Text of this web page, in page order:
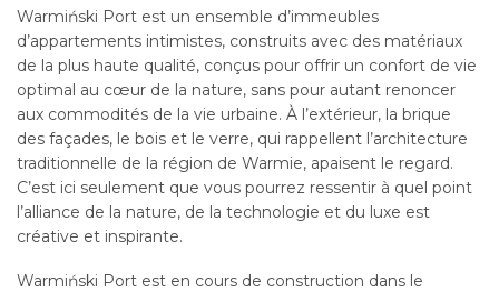
Warmiński Port est un ensemble d’immeubles
d’appartements intimistes, construits avec des matériaux
de la plus haute qualité, conçus pour offrir un confort de vie
optimal au cœur de la nature, sans pour autant renoncer
aux commodités de la vie urbaine. À l’extérieur, la brique
des façades, le bois et le verre, qui rappellent l’architecture
traditionnelle de la région de Warmie, apaisent le regard.
C’est ici seulement que vous pourrez ressentir à quel point
l’alliance de la nature, de la technologie et du luxe est
créative et inspirante.
Warmiński Port est en cours de construction dans le